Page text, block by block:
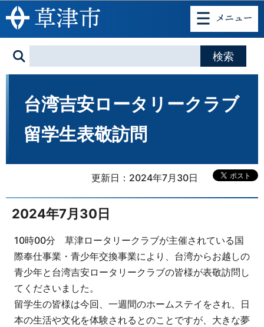
このページの本文へ移動
台湾吉安ロータリークラブ
留学生表敬訪問
更新日：2024年7月30日
2024年7月30日
10時00分 草津ロータリークラブが主催されている国
際奉仕事業・青少年交換事業により、台湾からお越しの
青少年と台湾吉安ロータリークラブの皆様が表敬訪問し
てくださいました。
留学生の皆様は今回、一週間のホームステイをされ、日
本の生活や文化を体験されるとのことですが、大きな夢